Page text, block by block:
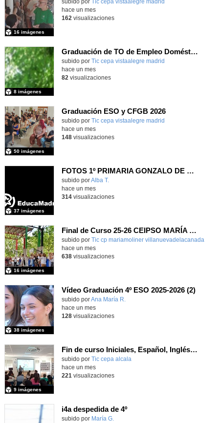
subido por Tic cepa vistaalegre madrid
16 imágenes
hace un mes
162 visualizaciones
Graduación de TO de Empleo Doméstico
subido por Tic cepa vistaalegre madrid
8 imágenes
hace un mes
82 visualizaciones
Graduación ESO y CFGB 2026
subido por Tic cepa vistaalegre madrid
50 imágenes
hace un mes
148visualizaciones
FOTOS 1º PRIMARIA GONZALO DE BERCEO
subido porAlba T.
37 imágenes
hace un mes
314visualizaciones
Final de Curso 25-26 CEIPSO MARÍA MOLINER
subido por Tic cp mariamoliner villanuevadelacanada
16 imágenes
hace un mes
638visualizaciones
Vídeo Graduación 4º ESO 2025-2026 (2)
subido porAna María R.
38 imágenes
hace un mes
128visualizaciones
Fin de curso Iniciales, Español, Inglés, Informática y Patrimonio
subido por Tic cepa alcala
9 imágenes
hace un mes
221 visualizaciones
i4a despedida de 4º
Contenido educativo.
subido por María G.